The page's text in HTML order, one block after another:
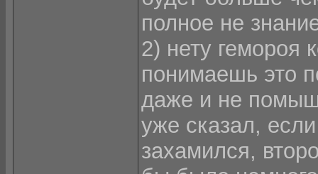
полное не
2) нету гемороя
понимаешь это
даже и не
уже сказал,
захамился,